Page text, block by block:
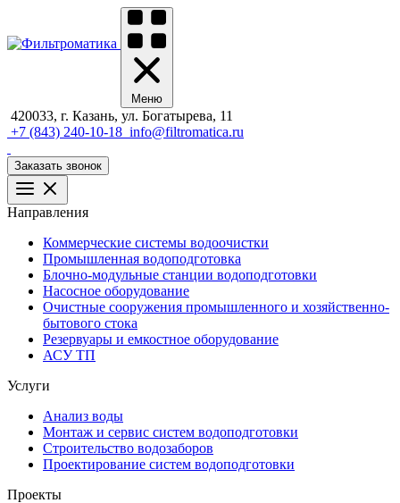
Меню
420033, г. Казань, ул. Богатырева, 11
+7 (843) 240-10-18 info@filtromatica.ru
Заказать звонок
Направления
Коммерческие системы водоочистки
Промышленная водоподготовка
Блочно-модульные станции водоподготовки
Насосное оборудование
Очистные сооружения промышленного и хозяйственно-
бытового стока
Резервуары и емкостное оборудование
АСУ ТП
Услуги
Анализ воды
Монтаж и сервис систем водоподготовки
Строительство водозаборов
Проектирование систем водоподготовки
Проекты